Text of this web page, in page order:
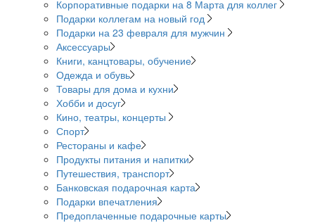
Корпоративные подарки на 8 Марта для коллег
Подарки коллегам на новый год
Подарки на 23 февраля для мужчин
Аксессуары
Книги, канцтовары, обучение
Одежда и обувь
Товары для дома и кухни
Хобби и досуг
Кино, театры, концерты
Спорт
Рестораны и кафе
Продукты питания и напитки
Путешествия, транспорт
Банковская подарочная карта
Подарки впечатления
Предоплаченные подарочные карты